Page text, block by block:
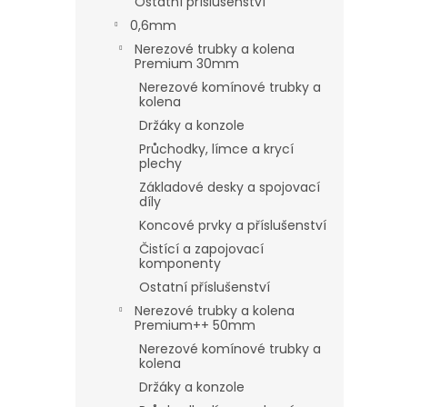
0,6mm
Nerezové trubky a kolena
Premium 30mm
Nerezové komínové trubky a
kolena
Držáky a konzole
Průchodky, límce a krycí
plechy
Základové desky a spojovací
díly
Koncové prvky a příslušenství
Čistící a zapojovací
komponenty
Ostatní příslušenství
Nerezové trubky a kolena
Premium++ 50mm
Nerezové komínové trubky a
kolena
Držáky a konzole